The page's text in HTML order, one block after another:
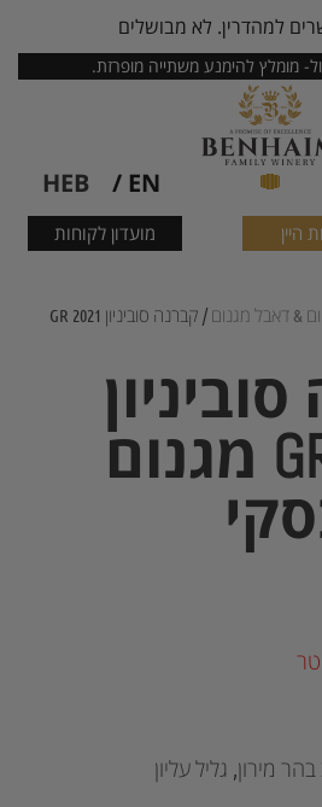
למהדרין. לא מבושלים
מומלץ להימנע משתייה מופרזת.
EN /
HEB
היין מועדון לקוחות
& דאבל מגנום
/ קברנה סוביניון GR 2021
GR 2021 מגנום
מירון, גליל עליון